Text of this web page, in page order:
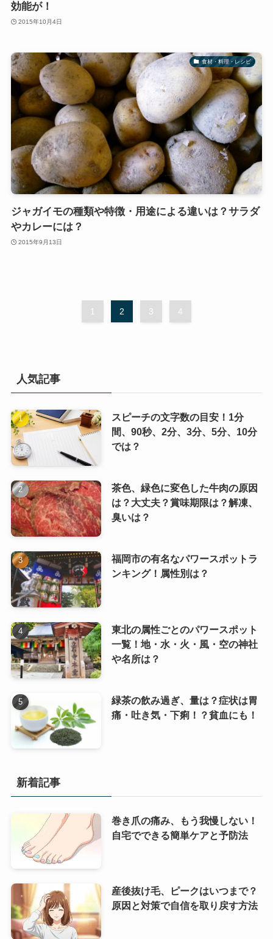
効能が！
2015年10月4日
食材・料理・レシピ
ジャガイモの種類や特徴・用途による違いは？サラダ
やカレーには？
2015年9月13日
1 2 3 4
人気記事
スピーチの文字数の目安！1分
間、90秒、2分、3分、5分、10分
では？
茶色、緑色に変色した牛肉の原因
は？大丈夫？賞味期限は？解凍、
臭いは？
福岡市の有名なパワースポットラ
ンキング！属性別は？
東北の属性ごとのパワースポット
一覧！地・水・火・風・空の神社
や名所は？
緑茶の飲み過ぎ、量は？症状は胃
痛・吐き気・下痢！？貧血にも！
新着記事
巻き爪の痛み、もう我慢しない！
自宅でできる簡単ケアと予防法
産後抜け毛、ピークはいつまで？
原因と対策で自信を取り戻す方法